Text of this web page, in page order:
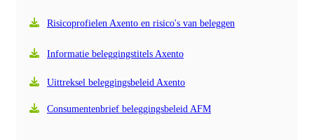
Risicoprofielen Axento en risico's van beleggen
Informatie beleggingstitels Axento
Uittreksel beleggingsbeleid Axento
Consumentenbrief beleggingsbeleid AFM